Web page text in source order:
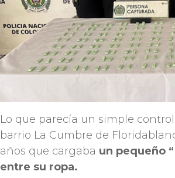
Lo que parecía un simple
barrio La Cumbre de
años que cargaba un pequeño
entre su ropa.